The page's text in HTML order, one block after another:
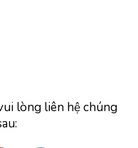
lòng liên hệ chúng